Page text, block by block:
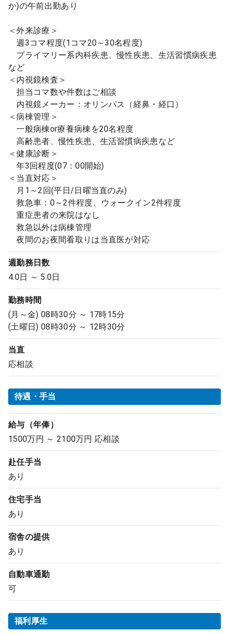
か)の午前出勤あり
＜外来診療＞
週3コマ程度(1コマ20～30名程度)
プライマリー系内科疾患、慢性疾患、生活習慣病疾患
など
＜内視鏡検査＞
担当コマ数や件数はご相談
内視鏡メーカー：オリンパス（経鼻・経口）
＜病棟管理＞
一般病棟or療養病棟を20名程度
高齢患者、慢性疾患、生活習慣病疾患など
＜健康診断＞
年3回程度(07：00開始)
＜当直対応＞
月1～2回(平日/日曜当直のみ)
救急車：0～2件程度、ウォークイン2件程度
重症患者の来院はなし
救急以外は病棟管理
夜間のお夜間看取りは当直医が対応
週勤務日数
4.0日 ～ 5.0日
勤務時間
(月～金) 08時30分 ～ 17時15分
(土曜日) 08時30分 ～ 12時30分
当直
応相談
待遇・手当
給与（年俸）
1500万円 ～ 2100万円 応相談
赴任手当
あり
住宅手当
あり
宿舎の提供
あり
自動車通勤
可
福利厚生